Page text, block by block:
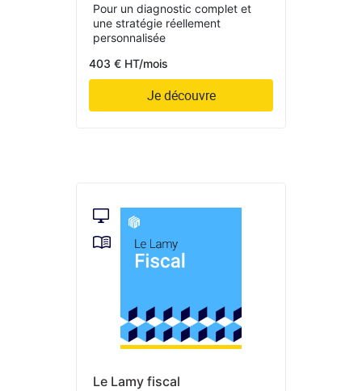
Pour un diagnostic complet et
une stratégie réellement
personnalisée
403 € HT/mois
Je découvre
Le Lamy fiscal